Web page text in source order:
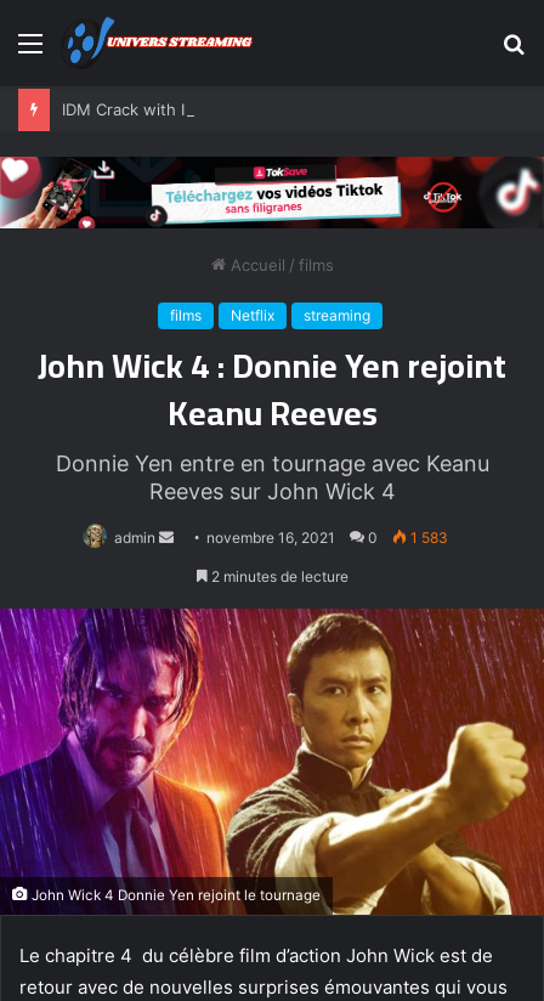
Menu
Accueil / films
films Netflix streaming
John Wick 4 : Donnie Yen rejoint
Keanu Reeves
Donnie Yen entre en tournage avec Keanu
Reeves sur John Wick 4
admin
Envoyernovembre 16, 2021 0 1 583
2 minutes de lecture
John Wick 4 Donnie Yen rejoint le tournage
Le chapitre 4 du célèbre film d’action John Wick est de
retour avec de nouvelles surprises émouvantes qui vous